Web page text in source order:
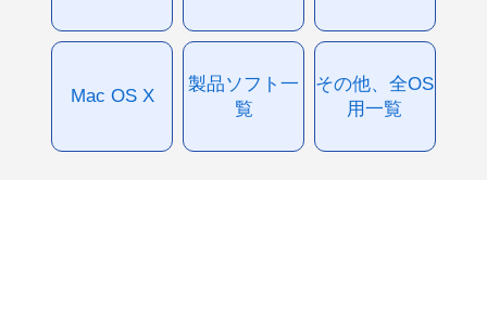
Mac OS X
製品ソフト一
覧
その他、全OS
用一覧